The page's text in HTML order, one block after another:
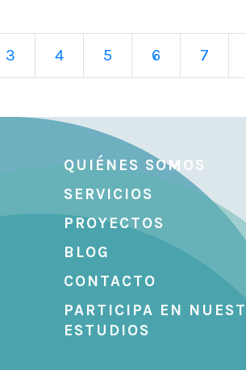
3 4 5 6 7
QUIÉNES SOMOS
SERVICIOS
PROYECTOS
BLOG
CONTACTO
PARTICIPA EN
ESTUDIOS